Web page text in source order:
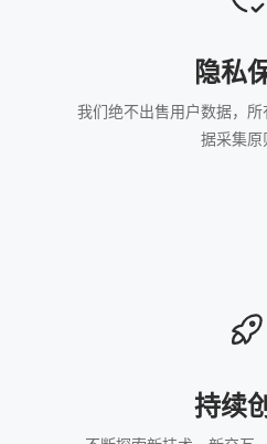
隐私
我们绝不出售用户数据，
据采集原
持续